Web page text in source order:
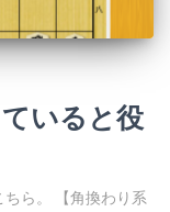
いると役
ら。 【角換わり系